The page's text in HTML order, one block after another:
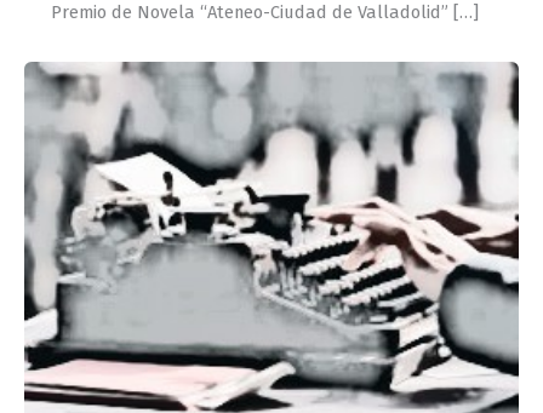
Premio de Novela “Ateneo-Ciudad de Valladolid” […]